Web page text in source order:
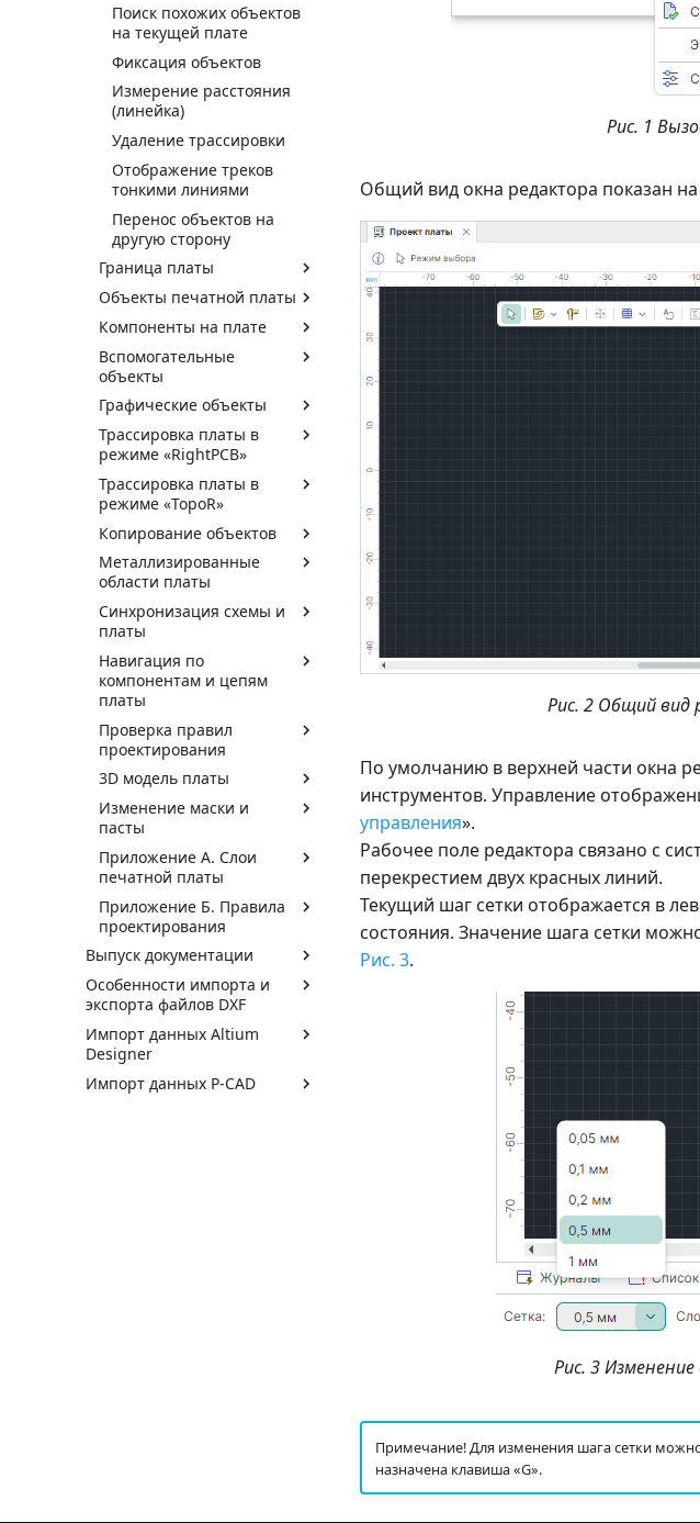
Поиск похожих объектов
на текущей плате
Фиксация объектов
Измерение расстояния
(линейка)
Удаление трассировки
Отображение треков
тонкими линиями
Перенос объектов на
другую сторону
Граница платы
Объекты печатной платы
Компоненты на плате
Вспомогательные
объекты
Графические объекты
Трассировка платы в
режиме «RightPCB»
Трассировка платы в
режиме «TopoR»
Копирование объектов
Металлизированные
области платы
Синхронизация схемы и
платы
Навигация по
компонентам и цепям
платы
Проверка правил
проектирования
3D модель платы
Изменение маски и
пасты
Приложение А. Слои
печатной платы
Приложение Б. Правила
проектирования
Выпуск документации
Особенности импорта и
экспорта файлов DXF
Импорт данных Altium
Designer
Импорт данных P-CAD
Рис. 1
Общий вид окна редактора показан на
Рис. 2 Общий
По умолчанию в верхней части окна
инструментов. Управление
управления».
Рабочее поле редактора связано с
перекрестием двух красных линий.
Текущий шаг сетки отображается в
состояния. Значение шага сетки
Рис. 3.
Рис. 3
Примечание! Для изменения шага сетки
назначена клавиша «G».